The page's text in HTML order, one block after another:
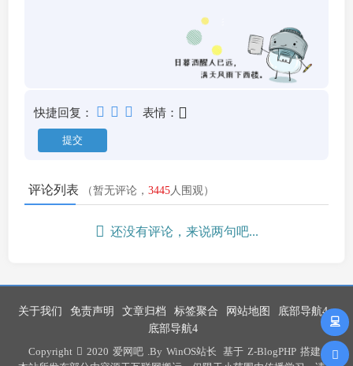
快捷回复： 表情：
评论列表 （暂无评论， 3445人围观）
还没有评论，来说两句吧...
关于我们 免责声明 文章归档 标签聚合 网站地图
底部导航4
底部导航4
Copyright
2020 爱网吧 .By WinOS站长 基于 Z-BlogPHP 搭建 .